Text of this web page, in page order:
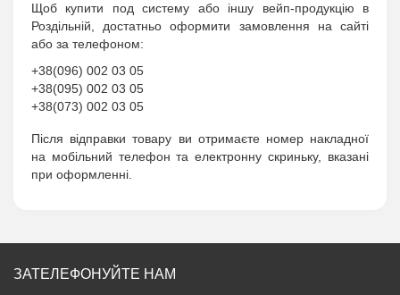
Щоб купити под систему або іншу вейп-продукцію в
Роздільній, достатньо оформити замовлення на сайті
або за телефоном:
+38(096) 002 03 05
+38(095) 002 03 05
+38(073) 002 03 05
Після відправки товару ви отримаєте номер накладної
на мобільний телефон та електронну скриньку, вказані
при оформленні.
ЗАТЕЛЕФОНУЙТЕ НАМ